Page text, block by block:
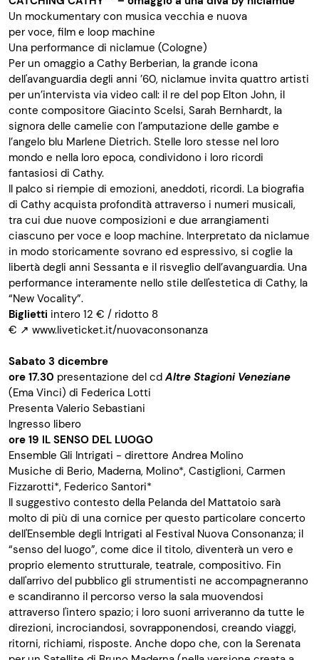
Un mockumentary con musica vecchia e nuova
per voce, film e loop machine
Una performance di niclamue (Cologne)
Per un omaggio a Cathy Berberian, la grande icona
dell'avanguardia degli anni ’60, niclamue invita quattro artisti
per un’intervista via video call: il re del pop Elton John, il
conte compositore Giacinto Scelsi, Sarah Bernhardt, la
signora delle camelie con l’amputazione delle gambe e
l’angelo blu Marlene Dietrich. Stelle loro stesse nel loro
mondo e nella loro epoca, condividono i loro ricordi
fantasiosi di Cathy.
Il palco si riempie di emozioni, aneddoti, ricordi. La biografia
di Cathy acquista profondità attraverso i numeri musicali,
tra cui due nuove composizioni e due arrangiamenti
ciascuno per voce e loop machine. Interpretato da niclamue
in modo storicamente sovrano ed espressivo, si coglie la
libertà degli anni Sessanta e il risveglio dell’avanguardia. Una
performance interamente nello stile dell'estetica di Cathy, la
“New Vocality”.
Biglietti intero 12 € / ridotto 8
€ ↗ www.liveticket.it/nuovaconsonanza
Sabato 3 dicembre
ore 17.30 presentazione del cdAltre Stagioni Veneziane
(Ema Vinci) di Federica Lotti
Presenta Valerio Sebastiani
Ingresso libero
ore 19 IL SENSO DEL LUOGO
Ensemble Gli Intrigati - direttore Andrea Molino
Musiche di Berio, Maderna, Molino*, Castiglioni, Carmen
Fizzarotti*, Federico Santori*
Il suggestivo contesto della Pelanda del Mattatoio sarà
molto di più di una cornice per questo particolare concerto
dell'Ensemble degli Intrigati al Festival Nuova Consonanza; il
“senso del luogo”, come dice il titolo, diventerà un vero e
proprio elemento strutturale, teatrale, compositivo. Fin
dall'arrivo del pubblico gli strumentisti ne accompagneranno
e scandiranno il percorso verso la sala muovendosi
attraverso l'intero spazio; i loro suoni arriveranno da tutte le
direzioni, incrociandosi, sovrapponendosi, creando viaggi,
ritorni, richiami, risposte. Anche dopo che, con la Serenata